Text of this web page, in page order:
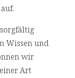
Wissen und
wir
Art